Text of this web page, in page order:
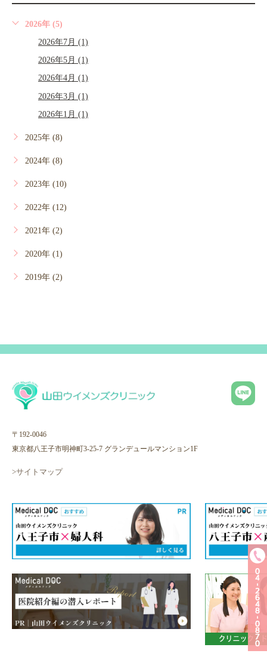
2026年 (5)
2026年7月 (1)
2026年5月 (1)
2026年4月 (1)
2026年3月 (1)
2026年1月 (1)
2025年 (8)
2024年 (8)
2023年 (10)
2022年 (12)
2021年 (2)
2020年 (1)
2019年 (2)
〒192-0046
東京都八王子市明神町3-25-7 グランデュールマンション1F
>サイトマップ